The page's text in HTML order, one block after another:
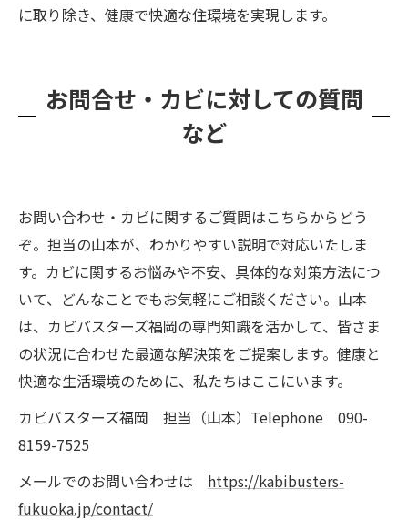
に取り除き、健康で快適な住環境を実現します。
お問合せ・カビに対しての質問
など
お問い合わせ・カビに関するご質問はこちらからどう
ぞ。担当の山本が、わかりやすい説明で対応いたしま
す。カビに関するお悩みや不安、具体的な対策方法につ
いて、どんなことでもお気軽にご相談ください。山本
は、カビバスターズ福岡の専門知識を活かして、皆さま
の状況に合わせた最適な解決策をご提案します。健康と
快適な生活環境のために、私たちはここにいます。
カビバスターズ福岡 担当（山本）Telephone 090-
8159-7525
メールでのお問い合わせは https://kabibusters-
fukuoka.jp/contact/